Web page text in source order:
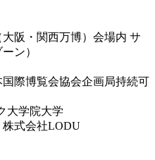
阪・関西万博）会場内 サ
ン）
際博覧会協会企画局持続可
大学院大学
式会社LODU